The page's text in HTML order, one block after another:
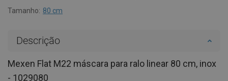
Tamanho: 80 cm
Descrição
Mexen Flat M22 máscara para ralo linear 80 cm, inox
- 1029080